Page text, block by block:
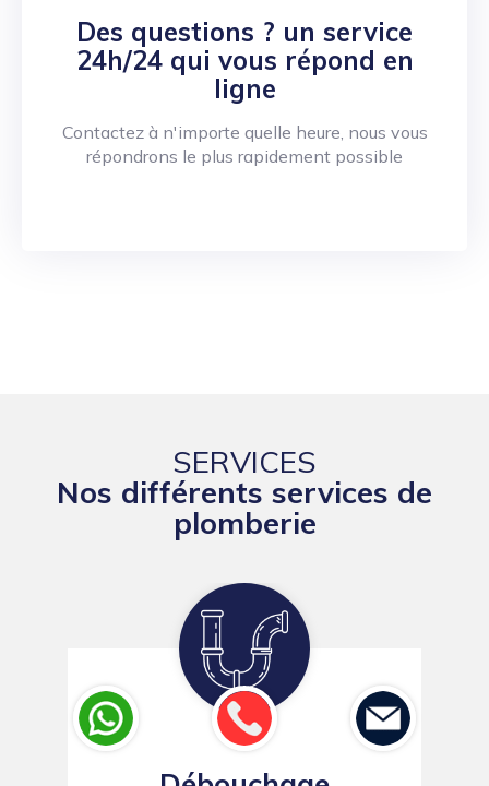
Des questions ? un service
24h/24 qui vous répond en
ligne
Contactez à n'importe quelle heure, nous vous
répondrons le plus rapidement possible
SERVICES
Nos différents services de
plomberie